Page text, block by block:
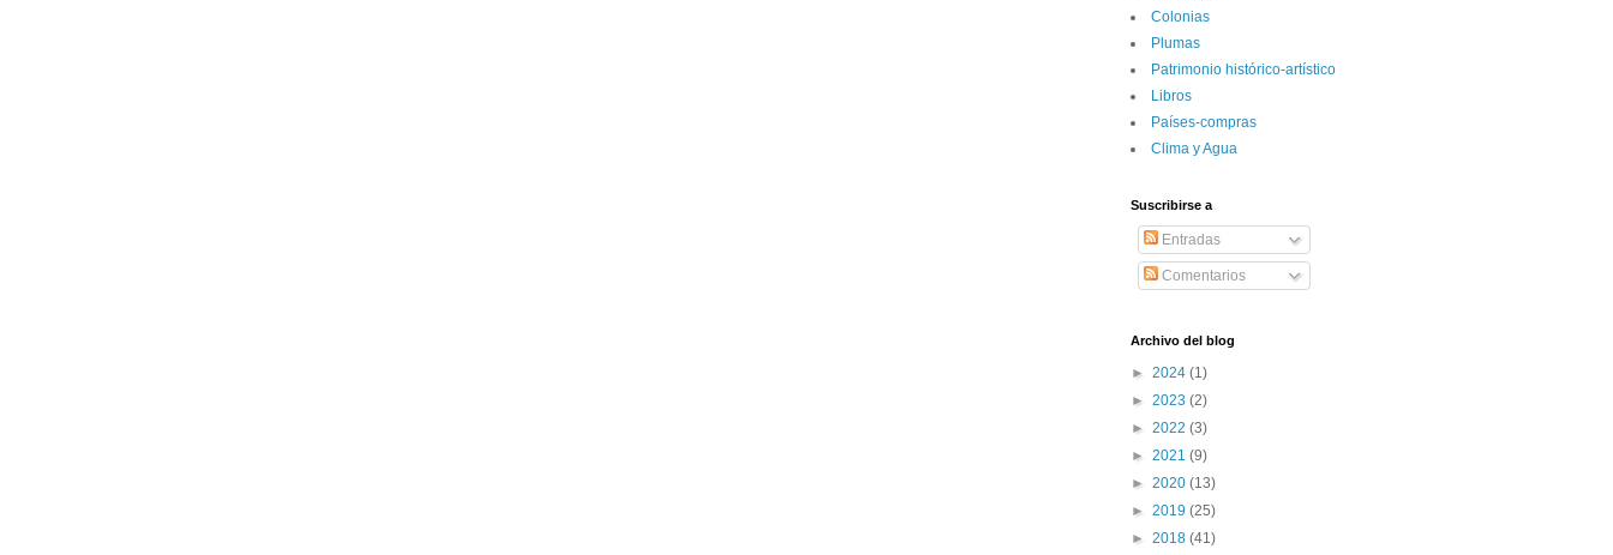
Colonias
Plumas
Patrimonio histórico-artí­stico
Libros
Paí­ses-compras
Clima y Agua
Suscribirse a
Entradas
Comentarios
Archivo del blog
► 2024 (1)
► 2023 (2)
► 2022 (3)
► 2021 (9)
► 2020 (13)
► 2019 (25)
► 2018 (41)